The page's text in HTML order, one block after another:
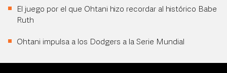
El juego por el que Ohtani hizo recordar al histórico Babe
Ruth
Ohtani impulsa a los Dodgers a la Serie Mundial